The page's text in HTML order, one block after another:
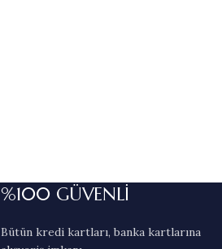
%100 GÜVENLİ
Bütün kredi kartları, banka kartlarına